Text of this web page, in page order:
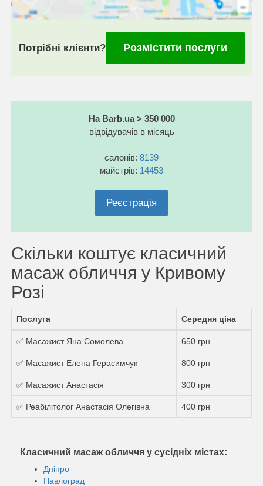
Потрібні клієнти? Розмістити послуги
На Barb.ua > 350 000
відвідувачів в місяць
салонів: 8139
майстрів: 14453
Реєстрація
Скільки коштує класичний
масаж обличчя у Кривому
Розі
Послуга Середня ціна
✅ Масажист Яна Сомолева 650 грн
✅ Масажист Елена Герасимчук 800 грн
✅ Масажист Анастасія 300 грн
✅ Реабілітолог Анастасія Олегівна 400 грн
Класичний масаж обличчя у сусідніх містах:
Дніпро
Павлоград